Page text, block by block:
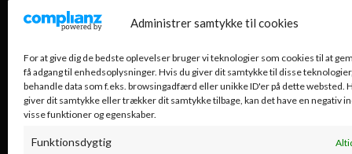
Administrer samtykke til cookies
For at give dig de bedste oplevelser bruger vi teknologier som cookies til at
få adgang til enhedsoplysninger. Hvis du giver dit samtykke til disse
behandle data som f.eks. browsingadfærd eller unikke ID'er på dette websted.
giver dit samtykke eller trækker dit samtykke tilbage, kan det have en negativ
visse funktioner og egenskaber.
Funktionsdygtig
NYE